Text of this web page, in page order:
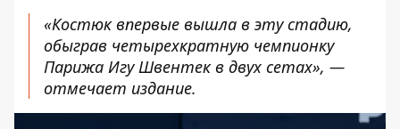
«Костюк впервые вышла в эту стадию,
обыграв четырехкратную чемпионку
Парижа Игу Швентек в двух сетах», —
отмечает издание.